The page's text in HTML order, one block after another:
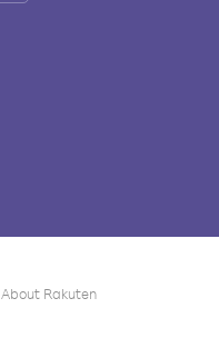
About Rakuten